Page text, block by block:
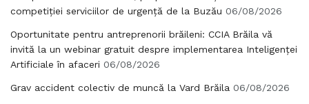
competiției serviciilor de urgență de la Buzău 06/08/2026
Oportunitate pentru antreprenorii brăileni: CCIA Brăila vă
invită la un webinar gratuit despre implementarea Inteligenței
Artificiale în afaceri 06/08/2026
Grav accident colectiv de muncă la Vard Brăila 06/08/2026